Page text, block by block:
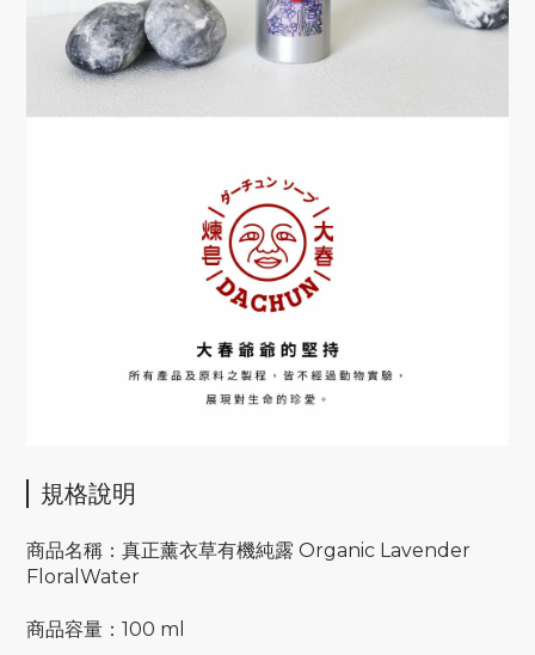
規格說明
商品名稱：真正薰衣草有機純露 Organic Lavender
FloralWater
商品容量：100 ml